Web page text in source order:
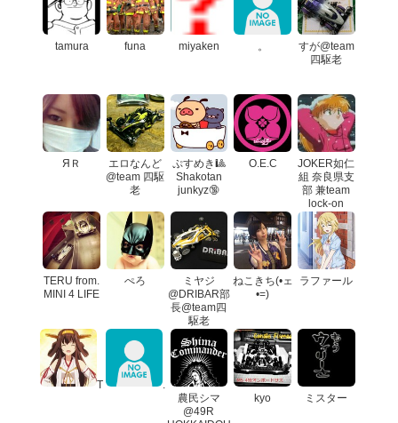
tamura funa miyaken 。
すが@team
四駆老
ЯＲ
エロなんど
@team 四駆
老
ぷすめき🎱
Shakotan
junkyz🔞
O.E.C
JOKER如仁
組 奈良県支
部 兼team
lock-on
TERU from.
MINI 4 LIFE
ぺろ
ミヤジ
@DRIBAR部
長@team四
駆老
ねこきち(•ェ
•=)
ラファール
T
農民シマ
@49R
kyo ミスター